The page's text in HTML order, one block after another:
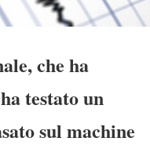
che ha
testato un
sul machine